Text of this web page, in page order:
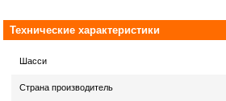
Технические характеристики
Шасси
Страна производитель